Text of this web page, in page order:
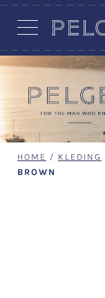
HOME / KLEDING
BROWN